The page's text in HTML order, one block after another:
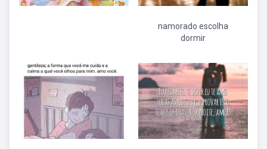
namorado escolha
dormir